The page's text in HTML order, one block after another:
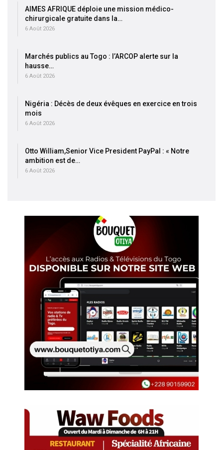
AIMES AFRIQUE déploie une mission médico-
chirurgicale gratuite dans la…
6 Août 2026
Marchés publics au Togo : l’ARCOP alerte sur la
hausse…
6 Août 2026
Nigéria : Décès de deux évêques en exercice en trois
mois
6 Août 2026
Otto William,Senior Vice President PayPal : « Notre
ambition est de…
6 Août 2026